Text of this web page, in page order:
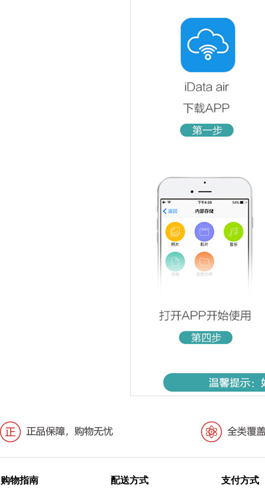
购物指南 配送方式 支付方式